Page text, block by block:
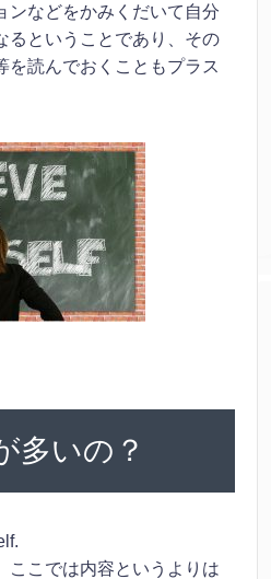
ンなどをかみくだいて自分
るということであり、その
を読んでおくこともプラス
多いの？
ここでは内容というよりは